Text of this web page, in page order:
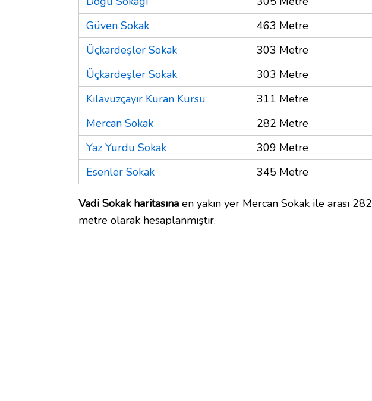
Güven Sokak
463 Metre
Üçkardeşler Sokak
303 Metre
Üçkardeşler Sokak
303 Metre
Kılavuzçayır Kuran Kursu
311 Metre
Mercan Sokak
282 Metre
Yaz Yurdu Sokak
309 Metre
Esenler Sokak
345 Metre
Vadi Sokak haritasına en yakın yer Mercan Sokak ile arası 282
metre olarak hesaplanmıştır.